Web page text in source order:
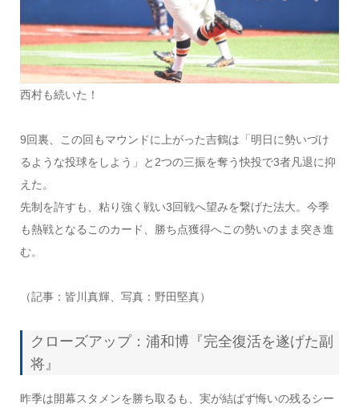
西村も続いた！
9回裏、この回もマウンドに上がった吉鶴は「明日に勢いづけ
るような投球をしよう」と2つの三振を奪う快投で3者凡退に抑
えた。
先制を許すも、粘り強く戦い3回戦へ望みを繋げた法大。今季
も熱戦となるこのカード、勝ち点獲得へこの勢いのまま突き進
む。
（記事：皆川真輝、写真：野田堅真）
クローズアップ：浦和博『完全復活を遂げた副
将』
昨季は開幕スタメンを勝ち取るも、実が結ばず悔いの残るシー